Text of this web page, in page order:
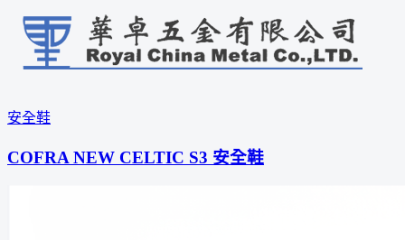
安全鞋
COFRA NEW CELTIC S3 安全鞋